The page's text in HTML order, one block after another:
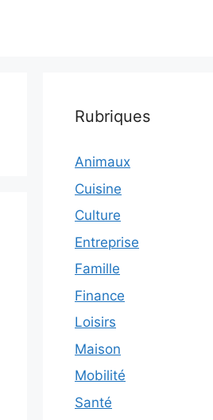
Rubriques
Animaux
Cuisine
Culture
Entreprise
Famille
Finance
Loisirs
Maison
Mobilité
Santé